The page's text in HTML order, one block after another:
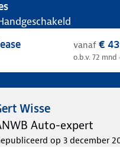
handgeschakeld
vanaf €
o.b.v. 72 mnd
Wisse
Auto-expert
op 3 december